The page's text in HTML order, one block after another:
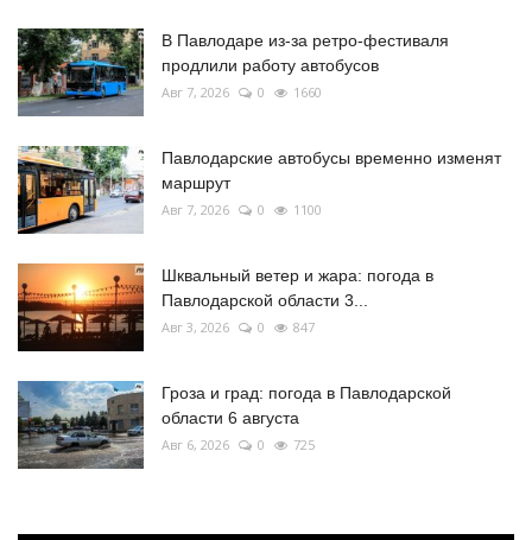
В Павлодаре из-за ретро-фестиваля
продлили работу автобусов
Авг 7, 2026 0 1660
Павлодарские автобусы временно изменят
маршрут
Авг 7, 2026 0 1100
Шквальный ветер и жара: погода в
Павлодарской области 3...
Авг 3, 2026 0 847
Гроза и град: погода в Павлодарской
области 6 августа
Авг 6, 2026 0 725